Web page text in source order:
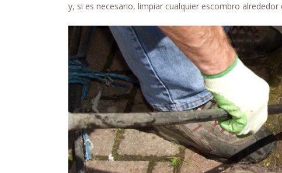
y, si es necesario, limpiar cualquier escombro alrededor